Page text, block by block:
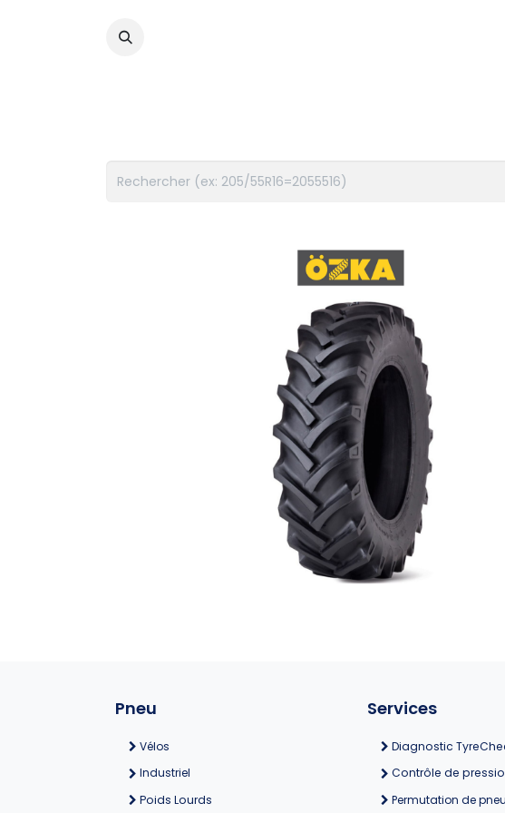
Services
Diagnostic
Contrôle de
Permutation de
Pneu
Vélos
Industriel
Poids Lourds